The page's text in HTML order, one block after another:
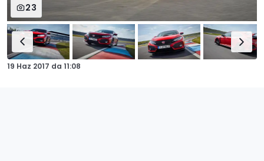
23
19 Haz 2017 da 11:08